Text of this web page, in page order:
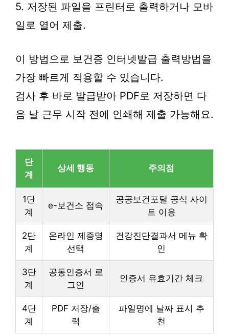
5. 저장된 파일을 프린터로 출력하거나 모바
일로 열어 제출.
이 방법으로 보건증 인터넷발급 출력방법을
가장 빠르게 적용할 수 있습니다.
검사 후 바로 발급받아 PDF로 저장하면 다
음 날 근무 시작 전에 인쇄해 제출 가능해요.
단
계
상세 행동 주의점
1단
계
e-보건소 접속
공공보건포털 공식 사이
트 이용
2단
계
온라인 제증명
선택
건강진단결과서 메뉴 확
인
3단
계
공동인증서 로
그인
인증서 유효기간 체크
4단
계
PDF 저장/출
력
파일명에 날짜 표시 추
천